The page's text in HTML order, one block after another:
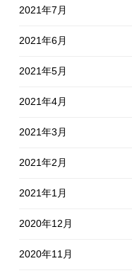
2021年7月
2021年6月
2021年5月
2021年4月
2021年3月
2021年2月
2021年1月
2020年12月
2020年11月